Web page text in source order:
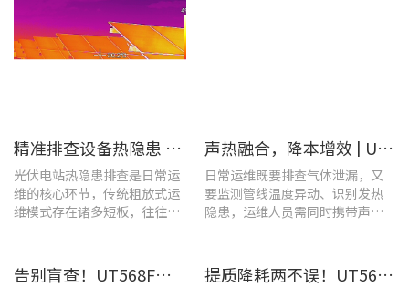
​精准排查设备热隐患 | UTi640J智能型红外热成像仪赋能光伏电站高效运维
光伏电站热隐患排查是日常运
维的核心环节，传统粗放式运
维模式存在诸多短板，往往面
安全性。
声热融合，降本增效 | UT568F红外声成像仪，以智能巡检筑牢气体厂区安全屏障
日常运维既要排查气体泄漏，又
要监测管线温度异动、识别发热
隐患，运维人员需同时携带声学
检效率低下。
告别盲查！UT568F红外声成像仪，让汽车智造车间气体泄漏检测更智能高效 提质降耗两不误！UT568F红外声成像仪破解酿酒车间检漏难题